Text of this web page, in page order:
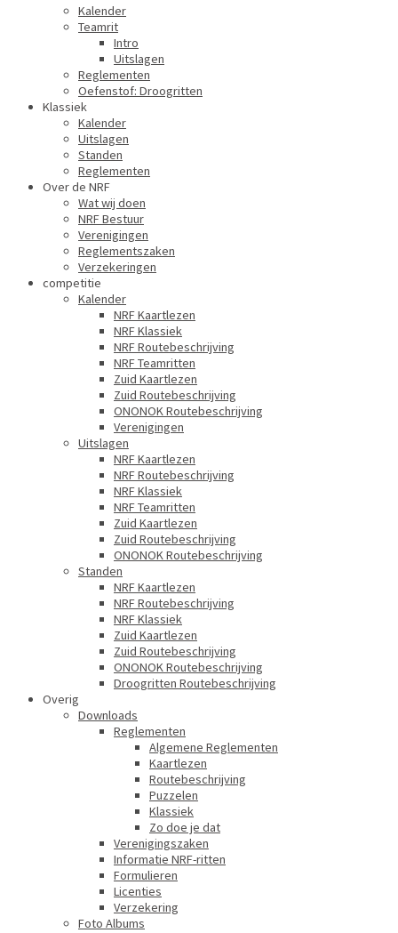
Kalender
Teamrit
Intro
Uitslagen
Reglementen
Oefenstof: Droogritten
Klassiek
Kalender
Uitslagen
Standen
Reglementen
Over de NRF
Wat wij doen
NRF Bestuur
Verenigingen
Reglementszaken
Verzekeringen
competitie
Kalender
NRF Kaartlezen
NRF Klassiek
NRF Routebeschrijving
NRF Teamritten
Zuid Kaartlezen
Zuid Routebeschrijving
ONONOK Routebeschrijving
Verenigingen
Uitslagen
NRF Kaartlezen
NRF Routebeschrijving
NRF Klassiek
NRF Teamritten
Zuid Kaartlezen
Zuid Routebeschrijving
ONONOK Routebeschrijving
Standen
NRF Kaartlezen
NRF Routebeschrijving
NRF Klassiek
Zuid Kaartlezen
Zuid Routebeschrijving
ONONOK Routebeschrijving
Droogritten Routebeschrijving
Overig
Downloads
Reglementen
Algemene Reglementen
Kaartlezen
Routebeschrijving
Puzzelen
Klassiek
Zo doe je dat
Verenigingszaken
Informatie NRF-ritten
Formulieren
Licenties
Verzekering
Foto Albums